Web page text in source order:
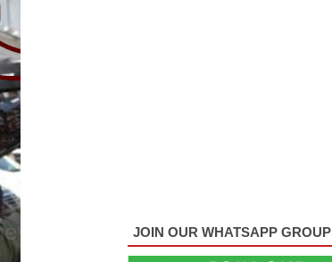
JOIN OUR WHATSAPP GROUP